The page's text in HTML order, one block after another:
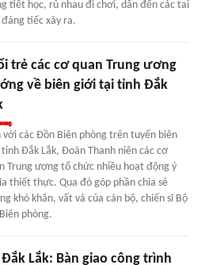
tiết học, rủ nhau đi chơi, dẫn đến các tai
đáng tiếc xảy ra.
trẻ các cơ quan Trung ương
về biên giới tại tỉnh Đắk
với các Đồn Biên phòng trên tuyến biên
Đắk Lắk, Đoàn Thanh niên các cơ
Trung ương tổ chức nhiều hoạt động ý
thiết thực. Qua đó góp phần chia sẻ
khó khăn, vất vả của cán bộ, chiến sĩ Bộ
phòng.
Đắk Lắk: Bàn giao công trình